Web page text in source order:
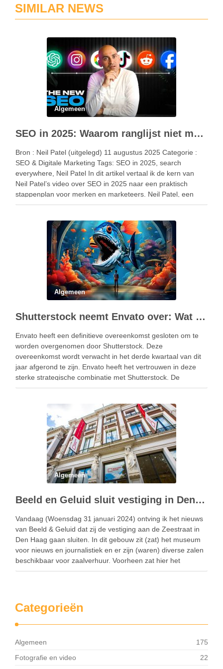
SIMILAR NEWS
Algemeen
SEO in 2025: Waarom ranglijst niet meer gelijk staat aan keuze
Bron : Neil Patel (uitgelegd) 11 augustus 2025 Categorie :
SEO & Digitale Marketing Tags: SEO in 2025, search
everywhere, Neil Patel In dit artikel vertaal ik de kern van
Neil Patel’s video over SEO in 2025 naar een praktisch
stappenplan voor merken en marketeers. Neil Patel, een
belangrijke expert …
Algemeen
Shutterstock neemt Envato over: Wat betekent dit voor Creatieven?
Envato heeft een definitieve overeenkomst gesloten om te
worden overgenomen door Shutterstock. Deze
overeenkomst wordt verwacht in het derde kwartaal van dit
jaar afgerond te zijn. Envato heeft het vertrouwen in deze
sterke strategische combinatie met Shutterstock. De
diensten en ondersteuning die klanten gewend zijn die zal
Algemeen
Beeld en Geluid sluit vestiging in Den Haag
Vandaag (Woensdag 31 januari 2024) ontving ik het nieuws
van Beeld & Geluid dat zij de vestiging aan de Zeestraat in
Den Haag gaan sluiten. In dit gebouw zit (zat) het museum
voor nieuws en journalistiek en er zijn (waren) diverse zalen
beschikbaar voor zaalverhuur. Voorheen zat hier het
Museum …
Categorieën
Algemeen
175
Fotografie en video
22